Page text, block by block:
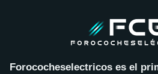
Forococheselectricos es el